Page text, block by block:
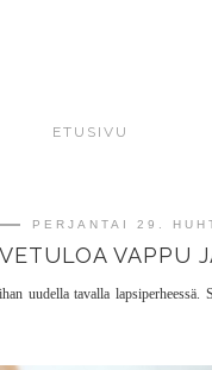
ETUSIVU
PERJANTAI 29.
VAPPU
uudella tavalla